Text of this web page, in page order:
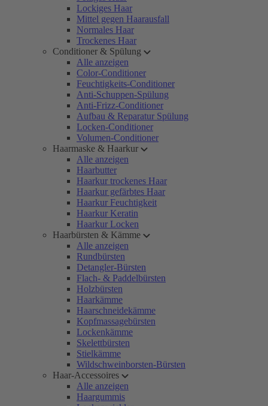
Lockiges Haar
Mittel gegen Haarausfall
Normales Haar
Trockenes Haar
Conditioner & Spülung
Alle anzeigen
Color-Conditioner
Feuchtigkeits-Conditioner
Anti-Schuppen-Spülung
Anti-Frizz-Conditioner
Aufbau & Reparatur Spülung
Locken-Conditioner
Volumen-Conditioner
Haarmaske & Haarkur
Alle anzeigen
Haarbutter
Haarkur trockenes Haar
Haarkur gefärbtes Haar
Haarkur Feuchtigkeit
Haarkur Keratin
Haarkur Locken
Haarbürsten & Kämme
Alle anzeigen
Rundbürsten
Detangler-Bürsten
Flach- & Paddelbürsten
Holzbürsten
Haarkämme
Haarschneidekämme
Kopfmassagebürsten
Lockenkämme
Skelettbürsten
Stielkämme
Wildschweinborsten-Bürsten
Haar-Accessoires
Alle anzeigen
Haargummis